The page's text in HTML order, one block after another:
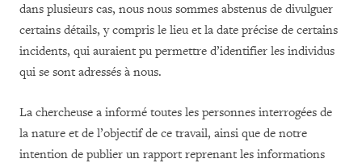
dans plusieurs cas, nous nous sommes abstenus de divulguer
certains détails, y compris le lieu et la date précise de certains
incidents, qui auraient pu permettre d’identifier les individus
qui se sont adressés à nous.
La chercheuse a informé toutes les personnes interrogées de
la nature et de l’objectif de ce travail, ainsi que de notre
intention de publier un rapport reprenant les informations